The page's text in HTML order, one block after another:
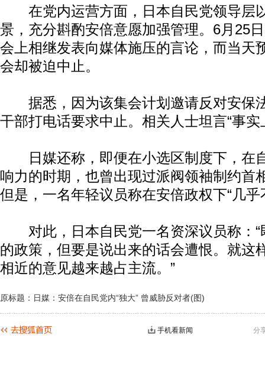
在党内运营方面，日本自民党领导层
景，充分斟酌安倍意愿加强管理。6月25
会上相继发表向媒体施压的言论，而当天
会却被迫中止。
据悉，因为该集会计划邀请反对安保
干部打电话要求中止。相关人士坦言“事实
日媒还称，即便在小选区制度下，在
响力的时期，也曾出现过派阀领袖制约首
但是，一名年轻议员称在安倍政权下“几乎
对此，日本自民党一名资深议员称：“
的政策，但要是说出来的话会遭恨。就这
相近的意见越来越占主流。”
原标题：日媒：安倍在自民党内“独大” 曾威胁反对者(图)
分
手机看新闻